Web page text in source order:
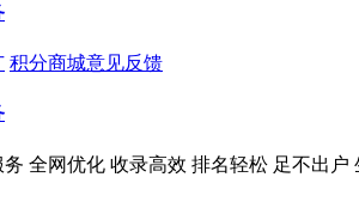
积分商城意见反馈
全网优化 收录高效 排名轻松 足不出户